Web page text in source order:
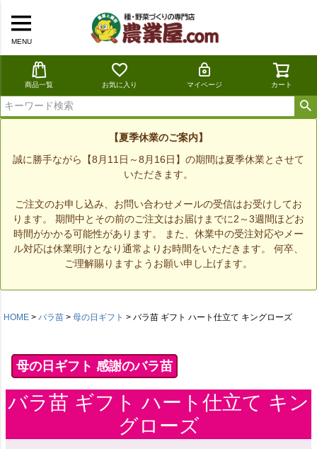
MENU
商品一覧 お気に入り マイページ カート
【夏季休業のご案内】
誠に勝手ながら【8月11日～8月16日】の期間は夏季休業とさせて
いただきます。
ご注文のお申し込み、お問い合わせメールの受信はお受けしてお
ります。 期間中とその前のご注文はお届けまでに2～3週間ほどお
時間がかかる可能性があります。 また、休業中の受注対応やメー
ル対応は休業明けとなり通常よりお時間をいただきます。 何卒、
ご理解賜りますようお願い申し上げます。
HOME バラ苗 母の日ギフト バラ苗 ギフト ハート仕立て キングローズ
母の日ギフト 感謝のバラ苗
バラ苗 ギフト ハート仕立て キン
グローズ